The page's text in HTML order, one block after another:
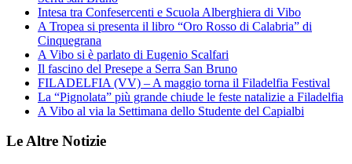
Intesa tra Confesercenti e Scuola Alberghiera di Vibo
A Tropea si presenta il libro “Oro Rosso di Calabria” di
Cinquegrana
A Vibo si è parlato di Eugenio Scalfari
Il fascino del Presepe a Serra San Bruno
FILADELFIA (VV) – A maggio torna il Filadelfia Festival
La “Pignolata” più grande chiude le feste natalizie a Filadelfia
A Vibo al via la Settimana dello Studente del Capialbi
Le Altre Notizie